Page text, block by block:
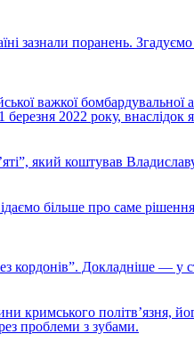
поранень.
важкої бомбардувальної
2022 року,
який коштував
більше про саме
кордонів”. Докладніше — у
кримського політвʼязня,
проблеми з зубами.